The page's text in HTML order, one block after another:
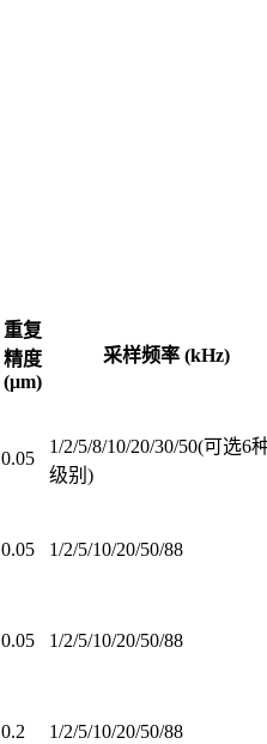
重复
精度
(μm)
采样频率 (kHz)
0.05
1/2/5/8/10/20/30/50(可选6
级别)
0.05 1/2/5/10/20/50/88
0.05 1/2/5/10/20/50/88
0.2 1/2/5/10/20/50/88